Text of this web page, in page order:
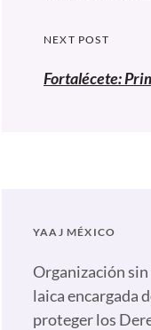
NEXT POST
Fortalécete:
YAAJ MÉXICO
Organización
laica encargada
proteger los